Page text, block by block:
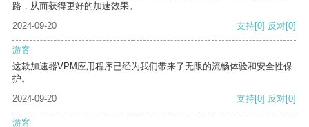
路，从而获得更好的加速效果。
2024-09-20
支持[0] 反对[0]
游客
这款加速器VPM应用程序已经为我们带来了无限的流畅体验和安全性保
护。
2024-09-20
支持[0] 反对[0]
游客